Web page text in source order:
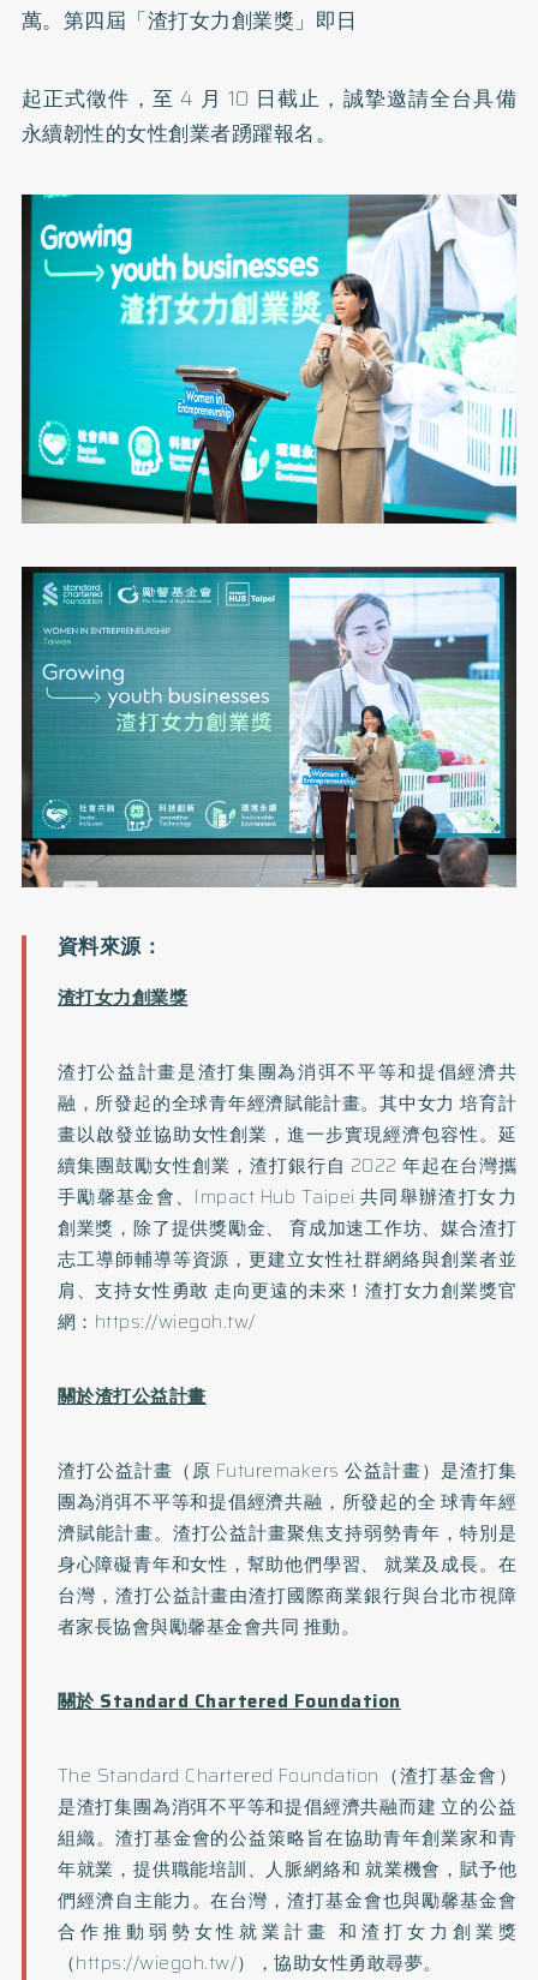
萬。第四屆「渣打女力創業獎」即日
起正式徵件，至 4 月 10 日截止，誠摯邀請全台具備
永續韌性的女性創業者踴躍報名。
渣打女力創業獎
渣打公益計畫是渣打集團為消弭不平等和提倡經濟共
融，所發起的全球青年經濟賦能計畫。其中女力 培育計
畫以啟發並協助女性創業，進一步實現經濟包容性。延
續集團鼓勵女性創業，渣打銀行自 2022 年起在台灣攜
手勵馨基金會、Impact Hub Taipei 共同舉辦渣打女力
創業獎，除了提供獎勵金、 育成加速工作坊、媒合渣打
志工導師輔導等資源，更建立女性社群網絡與創業者並
肩、支持女性勇敢 走向更遠的未來！渣打女力創業獎官
網：https://wiegoh.tw/
關於渣打公益計畫
渣打公益計畫（原 Futuremakers 公益計畫）是渣打集
團為消弭不平等和提倡經濟共融，所發起的全 球青年經
濟賦能計畫。渣打公益計畫聚焦支持弱勢青年，特別是
身心障礙青年和女性，幫助他們學習、 就業及成長。在
台灣，渣打公益計畫由渣打國際商業銀行與台北市視障
者家長協會與勵馨基金會共同 推動。
關於 Standard Chartered Foundation
The Standard Chartered Foundation（渣打基金會）
是渣打集團為消弭不平等和提倡經濟共融而建 立的公益
組織。渣打基金會的公益策略旨在協助青年創業家和青
年就業，提供職能培訓、人脈網絡和 就業機會，賦予他
們經濟自主能力。在台灣，渣打基金會也與勵馨基金會
合作推動弱勢女性就業計畫 和渣打女力創業獎
（https://wiegoh.tw/），協助女性勇敢尋夢。